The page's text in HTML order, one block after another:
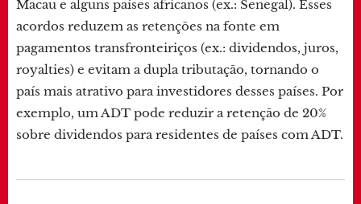
Macau e alguns países africanos (ex.: Senegal). Esses
acordos reduzem as retenções na fonte em
pagamentos transfronteiriços (ex.: dividendos, juros,
royalties) e evitam a dupla tributação, tornando o
país mais atrativo para investidores desses países. Por
exemplo, um ADT pode reduzir a retenção de 20%
sobre dividendos para residentes de países com ADT.